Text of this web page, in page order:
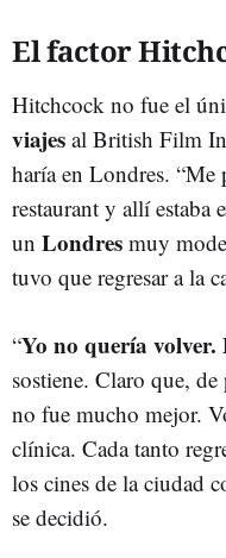
El factor
Hitchcock no fue el
viajes al British Film
haría en Londres. “Me
restaurant y allí estaba
un Londres muy
tuvo que regresar a la
“Yo no quería
sostiene. Claro que,
no fue mucho mejor.
clínica. Cada tanto
los cines de la ciudad
se decidió.